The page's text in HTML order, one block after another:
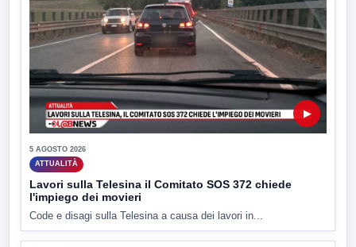
▶
5 AGOSTO 2026
ATTUALITÀ
Lavori sulla Telesina il Comitato SOS 372 chiede
l'impiego dei movieri
Code e disagi sulla Telesina a causa dei lavori in...